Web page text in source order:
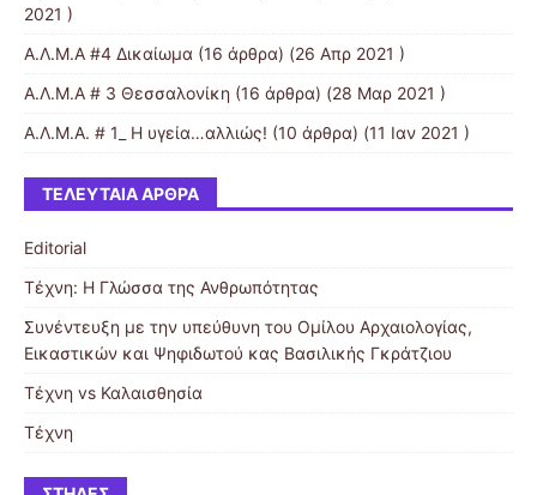
2021 )
Α.Λ.Μ.Α #4 Δικαίωμα (16 άρθρα) (26 Απρ 2021 )
Α.Λ.Μ.Α # 3 Θεσσαλονίκη (16 άρθρα) (28 Μαρ 2021 )
Α.Λ.Μ.Α. # 1_ Η υγεία…αλλιώς! (10 άρθρα) (11 Ιαν 2021 )
ΤΕΛΕΥΤΑΊΑ ΆΡΘΡΑ
Editorial
Τέχνη: Η Γλώσσα της Ανθρωπότητας
Συνέντευξη με την υπεύθυνη του Ομίλου Αρχαιολογίας,
Εικαστικών και Ψηφιδωτού κας Βασιλικής Γκράτζιου
Τέχνη vs Καλαισθησία
Τέχνη